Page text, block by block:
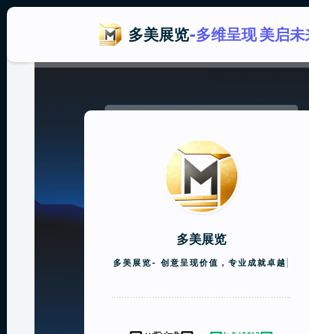
多美展览-多维呈现 美启未
多美展览
多美展览- 创意呈现价值，专业成就卓越